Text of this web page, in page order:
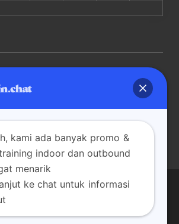
kami ada banyak promo &
indoor dan outbound
menarik
ke chat untuk informasi